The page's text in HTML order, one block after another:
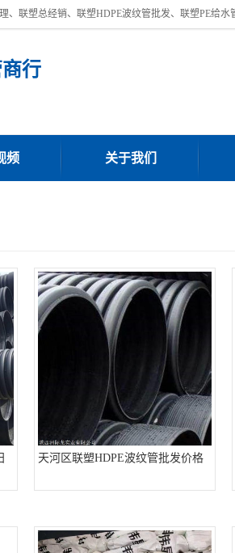
行
频 关于我们
天河区联塑HDPE波纹管批发价格